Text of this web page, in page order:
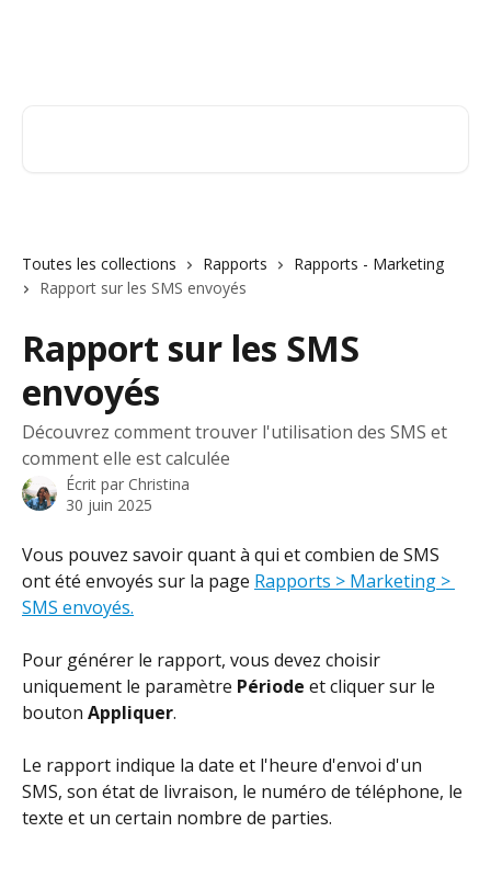
Toutes les collections Rapports
Rapports - Marketing
Rapport sur les SMS envoyés
Rapport sur les SMS
envoyés
Découvrez comment trouver l'utilisation des SMS et
comment elle est calculée
Écrit par Christina
30 juin 2025
Vous pouvez savoir quant à qui et combien de SMS
ont été envoyés sur la page Rapports > Marketing >
SMS envoyés.
Pour générer le rapport, vous devez choisir
uniquement le paramètre Période et cliquer sur le
bouton Appliquer.
Le rapport indique la date et l'heure d'envoi d'un
SMS, son état de livraison, le numéro de téléphone, le
texte et un certain nombre de parties.